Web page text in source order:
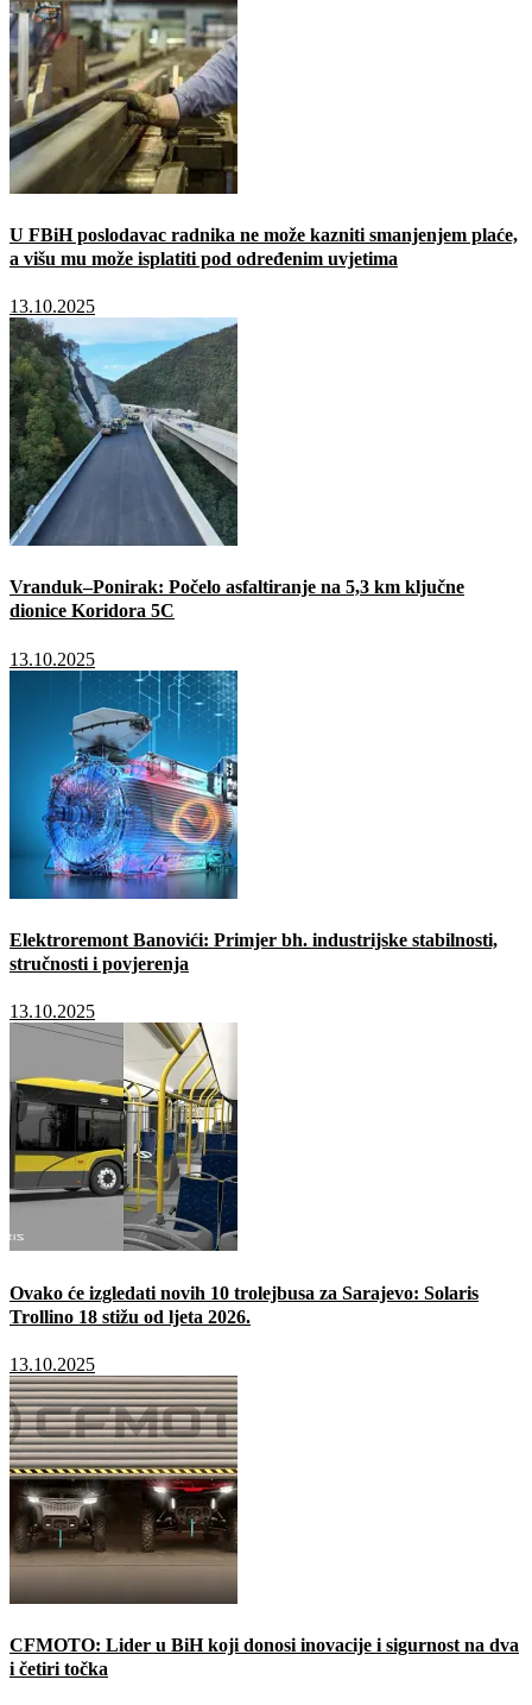
U FBiH poslodavac radnika ne može kazniti smanjenjem plaće,
a višu mu može isplatiti pod određenim uvjetima
13.10.2025
Vranduk–Ponirak: Počelo asfaltiranje na 5,3 km ključne
dionice Koridora 5C
13.10.2025
Elektroremont Banovići: Primjer bh. industrijske stabilnosti,
stručnosti i povjerenja
13.10.2025
Ovako će izgledati novih 10 trolejbusa za Sarajevo: Solaris
Trollino 18 stižu od ljeta 2026.
13.10.2025
CFMOTO: Lider u BiH koji donosi inovacije i sigurnost na dva
i četiri točka